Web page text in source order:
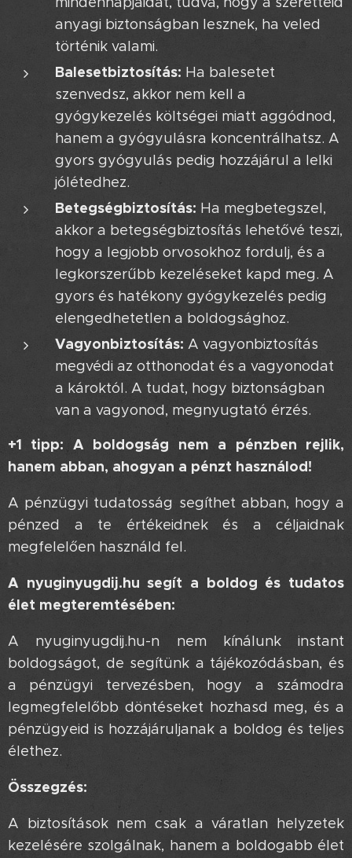
anyagi biztonságban lesznek, ha veled
történik valami.
Balesetbiztosítás: Ha balesetet
szenvedsz, akkor nem kell a
gyógykezelés költségei miatt aggódnod,
hanem a gyógyulásra koncentrálhatsz. A
gyors gyógyulás pedig hozzájárul a lelki
jólétedhez.
Betegségbiztosítás: Ha megbetegszel,
akkor a betegségbiztosítás lehetővé teszi,
hogy a legjobb orvosokhoz fordulj, és a
legkorszerűbb kezeléseket kapd meg. A
gyors és hatékony gyógykezelés pedig
elengedhetetlen a boldogsághoz.
Vagyonbiztosítás: A vagyonbiztosítás
megvédi az otthonodat és a vagyonodat
a károktól. A tudat, hogy biztonságban
van a vagyonod, megnyugtató érzés.
+1 tipp: A boldogság nem a pénzben rejlik,
hanem abban, ahogyan a pénzt használod!
A pénzügyi tudatosság segíthet abban, hogy a
pénzed a te értékeidnek és a céljaidnak
megfelelően használd fel.
A nyuginyugdij.hu segít a boldog és tudatos
élet megteremtésében:
A nyuginyugdij.hu-n nem kínálunk instant
boldogságot, de segítünk a tájékozódásban, és
a pénzügyi tervezésben, hogy a számodra
legmegfelelőbb döntéseket hozhasd meg, és a
pénzügyeid is hozzájáruljanak a boldog és teljes
élethez.
Összegzés:
A biztosítások nem csak a váratlan helyzetek
kezelésére szolgálnak, hanem a boldogabb élet